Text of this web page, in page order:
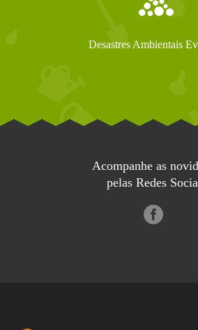
Desastres Ambientais
Acompanhe as
pelas Redes